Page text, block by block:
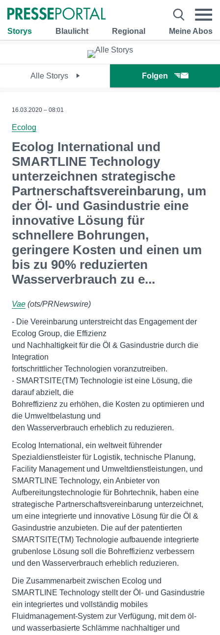
Storys Blaulicht Regional Meine Abos
Alle Storys Folgen
16.03.2020 – 08:01
Ecolog
Ecolog International und
SMARTLINE Technology
unterzeichnen strategische
Partnerschaftsvereinbarung, um
der Öl- und Gasindustrie eine
innovative Lösung für
schnellere Bohrungen,
geringere Kosten und einen um
bis zu 90% reduzierten
Wasserverbrauch zu e...
Vae (ots/PRNewswire)
- Die Vereinbarung unterstreicht das Engagement der
Ecolog Group, die Effizienz
und Nachhaltigkeit für die Öl & Gasindustrie durch die
Integration
fortschrittlicher Technologien voranzutreiben.
- SMARTSITE(TM) Technologie ist eine Lösung, die
darauf abzielt, die
Bohreffizienz zu erhöhen, die Kosten zu optimieren und
die Umweltbelastung und
den Wasserverbrauch erheblich zu reduzieren.
Ecolog International, ein weltweit führender
Spezialdienstleister für Logistik, technische Planung,
Facility Management und Umweltdienstleistungen, und
SMARTLINE Technology, ein Anbieter von
Aufbereitungstechnologie für Bohrtechnik, haben eine
strategische Partnerschaftsvereinbarung unterzeichnet,
um eine integrierte und innovative Lösung für die Öl &
Gasindustrie anzubieten. Die auf der patentierten
SMARTSITE(TM) Technologie aufbauende integrierte
grubenlose Lösung soll die Bohreffizienz verbessern
und den Wasserverbrauch erheblich reduzieren.
Die Zusammenarbeit zwischen Ecolog und
SMARTLINE Technology stellt der Öl- und Gasindustrie
ein integriertes und vollständig mobiles
Fluidmanagement-System zur Verfügung, mit dem öl-
und wasserbasierte Schlämme nachhaltiger und